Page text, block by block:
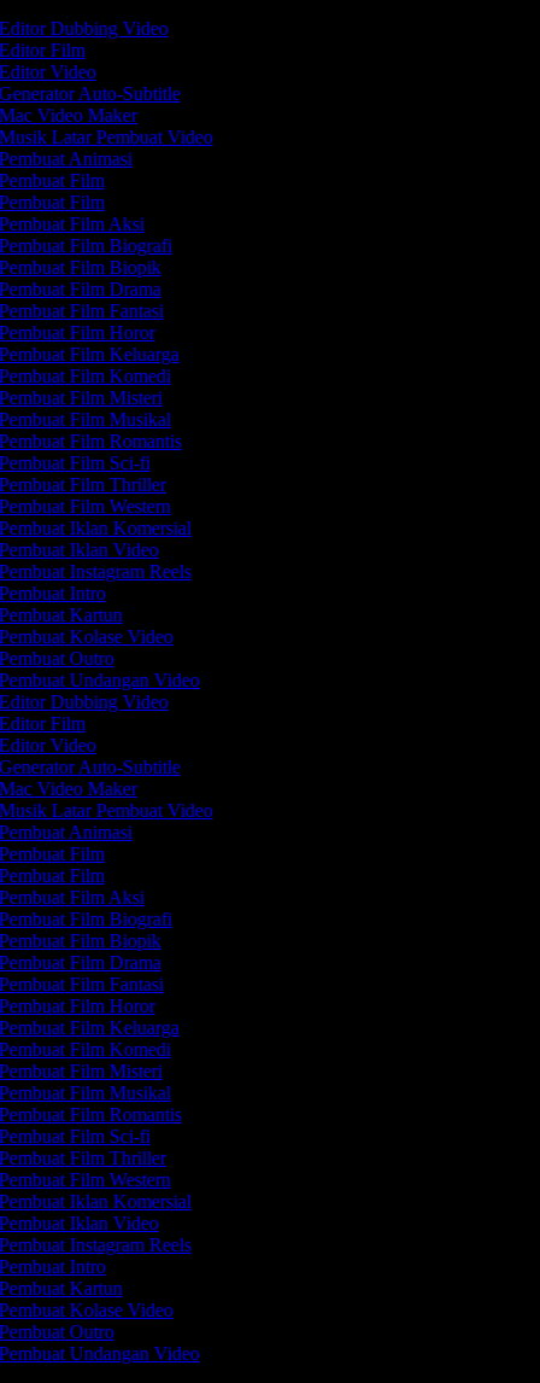
Dubbing Video
Film
Video
Auto-Subtitle
Video Maker
Latar Pembuat Video
Animasi
Film
Film
Film Aksi
Film Biografi
Film Biopik
Film Drama
Film Fantasi
Film Horor
Film Keluarga
Film Komedi
Film Misteri
Film Musikal
Film Romantis
Film Sci-fi
Film Thriller
Film Western
Iklan Komersial
Iklan Video
Instagram Reels
Intro
Kartun
Kolase Video
Outro
Undangan Video
Dubbing Video
Film
Video
Auto-Subtitle
Video Maker
Latar Pembuat Video
Animasi
Film
Film
Film Aksi
Film Biografi
Film Biopik
Film Drama
Film Fantasi
Film Horor
Film Keluarga
Film Komedi
Film Misteri
Film Musikal
Film Romantis
Film Sci-fi
Film Thriller
Film Western
Iklan Komersial
Iklan Video
Instagram Reels
Intro
Kartun
Kolase Video
Outro
Undangan Video